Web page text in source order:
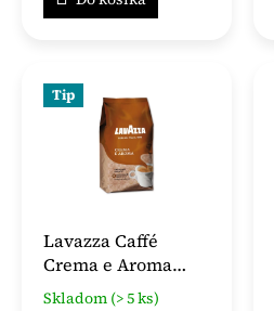
Tip
Lavazza Caffé
Crema e Aroma
zrnková 1000 g
Skladom (> 5 ks)